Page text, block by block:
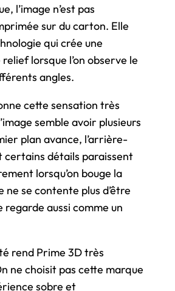
l’image n’est pas
sur du carton. Elle
qui crée une
lorsque l’on observe le
angles.
cette sensation très
semble avoir plusieurs
plan avance, l’arrière-
certains détails paraissent
lorsqu’on bouge la
ne se contente plus d’être
regarde aussi comme un
rend Prime 3D très
ne choisit pas cette marque
sobre et